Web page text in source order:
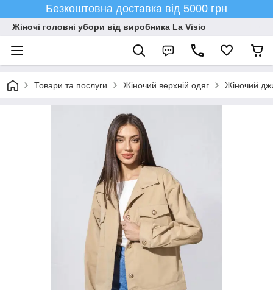
Безкоштовна доставка від 5000 грн
Жіночі головні убори від виробника La Visio
Товари та послуги Жіночий верхній одяг Жіночий